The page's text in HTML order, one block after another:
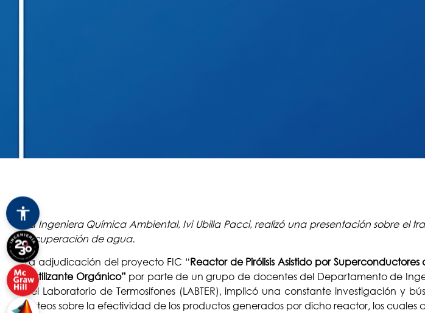
La Ingeniera Química Ambiental, Ivi Ubilla Pacci, realizó una presentación sobre el
recuperación de agua.
La adjudicación del proyecto FIC “Reactor de Pirólisis Asistido por
Fertilizante Orgánico” por parte de un grupo de docentes del Departamento de
del Laboratorio de Termosifones (LABTER), implicó una constante investigación y
testeos sobre la efectividad de los productos generados por dicho reactor, los